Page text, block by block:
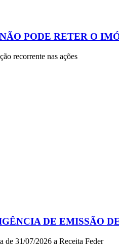
PODE RETER O
recorrente nas ações
DE EMISSÃO
de 31/07/2026 a Receita Feder